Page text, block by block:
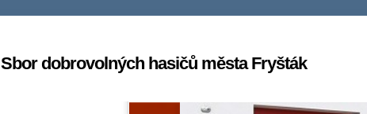
Sbor dobrovolných hasičů města Fryšták